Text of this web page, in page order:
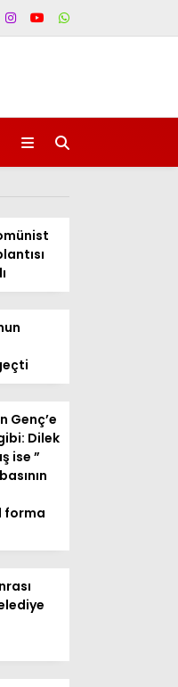
Genç’e
Dilek
ise ”
forma